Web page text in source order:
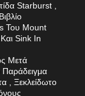
Starburst ,
Του Mount
Sink In
Μετά
, Ξεκλείδωτο